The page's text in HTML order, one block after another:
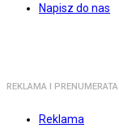
Napisz do nas
REKLAMA I PRENUMERATA
Reklama